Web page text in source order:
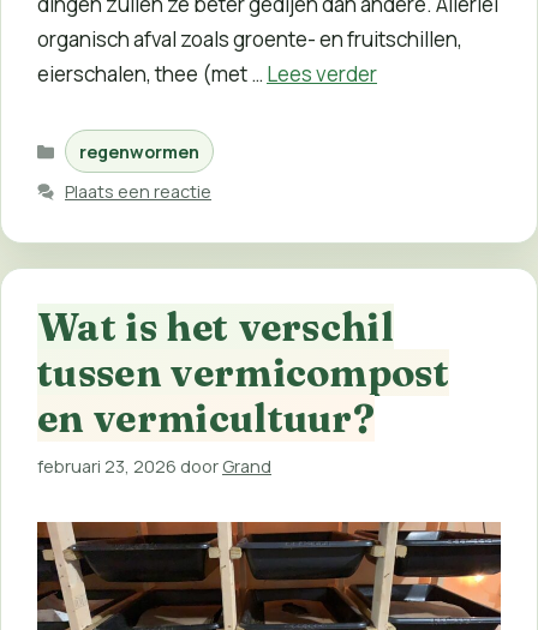
organisch afval zoals groente- en fruitschillen,
eierschalen, thee (met … Lees verder
Categorieën
regenwormen
Plaats een reactie
Wat is het verschil
tussen vermicompost
en vermicultuur?
februari 23, 2026 door Grand